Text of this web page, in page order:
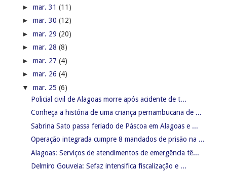
► mar. 31 (11)
► mar. 30 (12)
► mar. 29 (20)
► mar. 28 (8)
► mar. 27 (4)
► mar. 26 (4)
▼ mar. 25 (6)
Policial civil de Alagoas morre após acidente de t...
Conheça a história de uma criança pernambucana de ...
Sabrina Sato passa feriado de Páscoa em Alagoas e ...
Operação integrada cumpre 8 mandados de prisão na ...
Alagoas: Serviços de atendimentos de emergência tê...
Delmiro Gouveia: Sefaz intensifica fiscalização e ...